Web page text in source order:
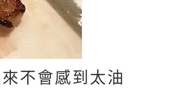
不會感到太油